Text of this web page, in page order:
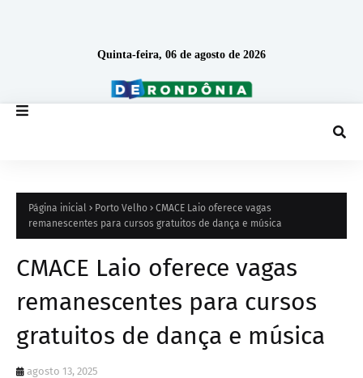
Quinta-feira, 06 de agosto de 2026
Página inicial Porto Velho
CMACE Laio oferece vagas
remanescentes para cursos gratuitos de dança e música
CMACE Laio oferece vagas
remanescentes para cursos
gratuitos de dança e música
agosto 13, 2025